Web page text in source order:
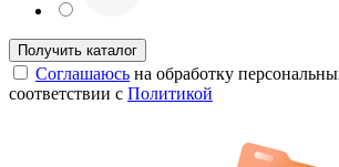
Соглашаюсь на обработку
соответствии с Политикой